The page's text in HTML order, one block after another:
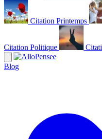
Citation Printemps
Citation Politique
Blog